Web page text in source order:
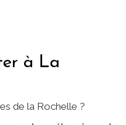
à La
de la Rochelle ?